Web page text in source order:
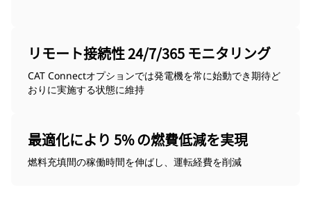
リモート接続性 24/7/365 モニタリング
CAT Connectオプションでは発電機を常に始動でき期待ど
おりに実施する状態に維持
最適化により 5% の燃費低減を実現
燃料充填間の稼働時間を伸ばし、運転経費を削減